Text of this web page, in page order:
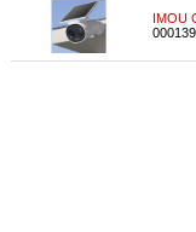
IMOU